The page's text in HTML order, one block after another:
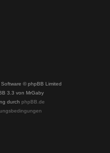
© phpBB Limited
3.3 von MrGaby
durch phpBB.de